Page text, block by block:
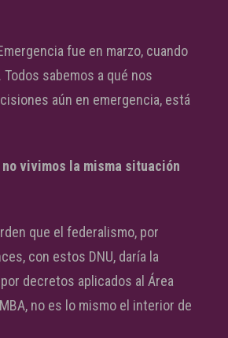
fue en marzo, cuando
sabemos a qué nos
aún en emergencia, está
vivimos la misma situación
que el federalismo, por
con estos DNU, daría la
decretos aplicados al Área
no es lo mismo el interior de